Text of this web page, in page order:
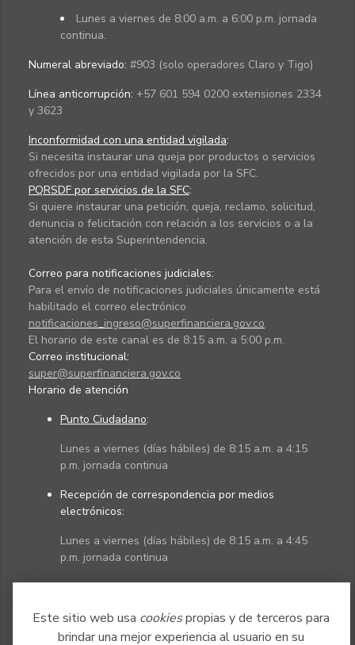
Este sitio web usa cookiespropias y de terceros para
brindar una mejor experiencia al usuario en su
Lunes a viernes de 8:00 a.m. a 6:00 p.m. jornada
continua.
Numeral abreviado: #903 (solo operadores Claro y Tigo)
Línea anticorrupción: +57 601 594 0200 extensiones 2334
y 3623
Inconformidad con una entidad vigilada:
Si necesita instaurar una queja por productos o servicios
ofrecidos por una entidad vigilada por la SFC.
PQRSDF por servicios de la SFC:
Si quiere instaurar una petición, queja, reclamo, solicitud,
denuncia o felicitación con relación a los servicios o a la
atención de esta Superintendencia.
Correo para notificaciones judiciales:
Para el envío de notificaciones judiciales únicamente está
habilitado el correo electrónico
notificaciones_ingreso@superfinanciera.gov.co
El horario de este canal es de 8:15 a.m. a 5:00 p.m.
Correo institucional:
super@superfinanciera.gov.co
Horario de atención
Punto Ciudadano:
Lunes a viernes (días hábiles) de 8:15 a.m. a 4:15
p.m. jornada continua
Recepción de correspondencia por medios
electrónicos:
Lunes a viernes (días hábiles) de 8:15 a.m. a 4:45
p.m. jornada continua